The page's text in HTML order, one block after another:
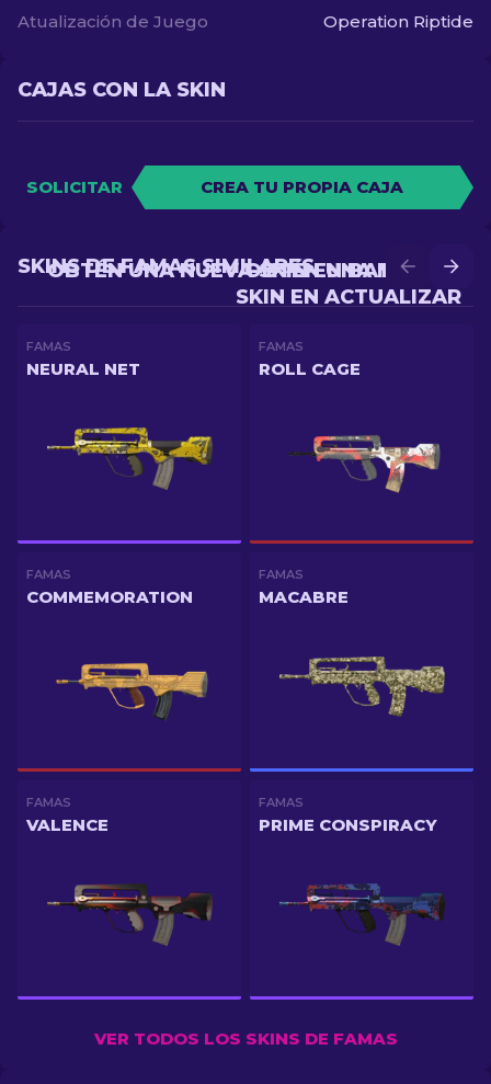
Atualización de Juego Operation Riptide
CAJAS CON LA SKIN
SOLICITAR CREA TU PROPIA CAJA
OBTÉN UNA MEJOR
SKIN EN ACTUALIZAR
OBTÉN UNA NUEVA SKIN EN BATALLA
SKINS DE FAMAS SIMILARES
FAMAS
NEURAL NET
FAMAS
ROLL CAGE
FAMAS
COMMEMORATION
FAMAS
MACABRE
FAMAS
VALENCE
FAMAS
PRIME CONSPIRACY
VER TODOS LOS SKINS DE FAMAS